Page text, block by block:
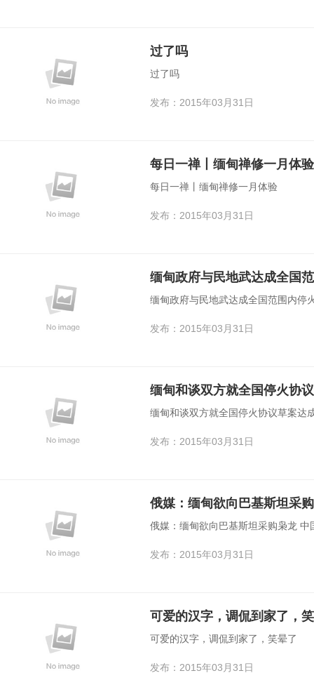
过了吗
过了吗
发布：2015年03月31日
每日一禅丨缅甸禅修一月体验
每日一禅丨缅甸禅修一月体验
发布：2015年03月31日
缅甸政府与民地武达成全国
缅甸政府与民地武达成全国范围内停
发布：2015年03月31日
缅甸和谈双方就全国停火协
缅甸和谈双方就全国停火协议草案达
发布：2015年03月31日
俄媒：缅甸欲向巴基斯坦采
俄媒：缅甸欲向巴基斯坦采购枭龙 中
发布：2015年03月31日
可爱的汉字，调侃到家了，
可爱的汉字，调侃到家了，笑晕了
发布：2015年03月31日